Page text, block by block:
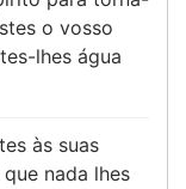
o vosso
lhes água
às suas
nada lhes